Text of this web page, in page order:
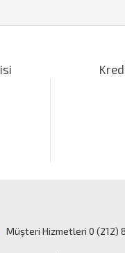
Müşteri Hizmetleri 0 (212)